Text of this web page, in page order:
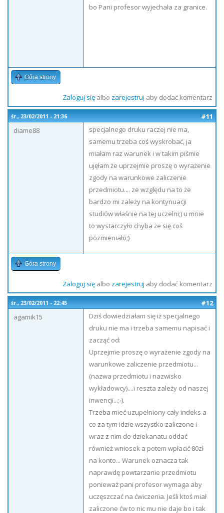
bo Pani profesor wyjechała za granice.
Góra strony
Zaloguj sięalbo zarejestruj aby dodać komentarz
śr., 23/02/2011 - 21:36
#11
diame88
specjalnego druku raczej nie ma,
samemu trzeba coś wyskrobać, ja
miałam raz warunek i w takim piśmie
ujęłam że uprzejmie proszę o wyrażenie
zgody na warunkowe zaliczenie
przedmiotu.... ze względu na to że
bardzo mi zależy na kontynuacji
studiów właśnie na tej uczelni;) u mnie
to wystarczyło chyba że się coś
pozmieniało;)
Góra strony
Zaloguj sięalbo zarejestruj aby dodać komentarz
śr., 23/02/2011 - 22:45
#12
agamik15
Dziś dowiedziałam się iż specjalnego
druku nie ma i trzeba samemu napisać i
zacząć od:
Uprzejmie proszę o wyrażenie zgody na
warunkowe zaliczenie przedmiotu...
(nazwa przedmiotu i nazwisko
wykładowcy)....i reszta zależy od naszej
inwencji...;-).
Trzeba mieć uzupełniony cały indeks a
co za tym idzie wszystko zaliczone i
wraz z nim do dziekanatu oddać
również wniosek a potem wpłacić 80zł
na konto... Warunek oznacza tak
naprawdę powtarzanie przedmiotu
ponieważ pani profesor wymaga aby
uczęszczać na ćwiczenia. Jeśli ktoś miał
zaliczone ćw to nic mu nie daje bo i tak